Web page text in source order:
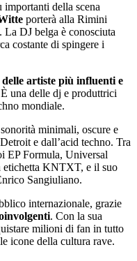
della scena
porterà alla Rimini
La DJ belga è conosciuta
costante di spingere i
artiste più influenti e
una delle dj e produttrici
mondiale.
minimali, oscure e
e dall’acid techno. Tra
EP Formula, Universal
etichetta KNTXT, e il suo
Sangiuliano.
internazionale, grazie
. Con la sua
milioni di fan in tutto
icone della cultura rave.